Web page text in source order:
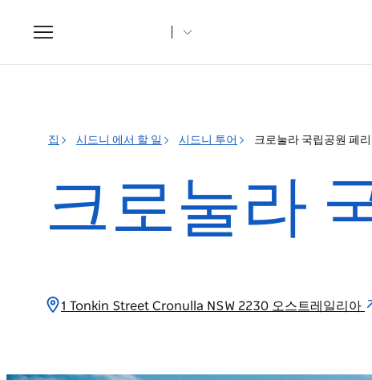
Toggle
navigation
집 시드니 에서 할 일 시드니 투어 크로눌라 국립공원 페
크로눌라
1 Tonkin Street Cronulla NSW 2230 오스트레일리아